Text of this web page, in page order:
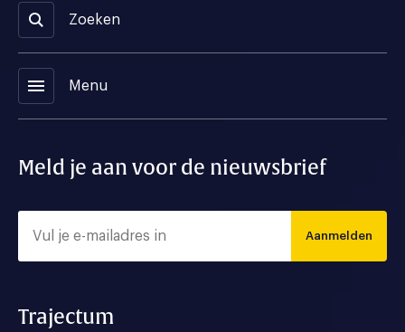
Zoeken
menu Menu
Meld je aan voor de nieuwsbrief
Aanmelden
Trajectum